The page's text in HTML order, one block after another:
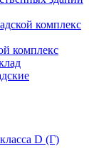
комплекс
комплекс
D (Г)